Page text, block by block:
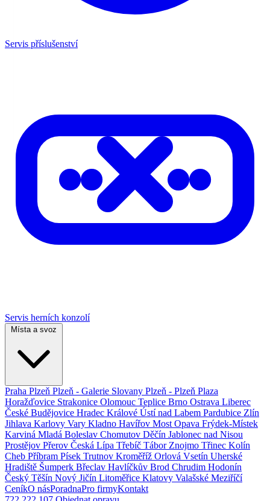
Servis příslušenství
Servis herních konzolí
Místa a svoz
Praha Plzeň Plzeň - Galerie Slovany Plzeň - Plzeň Plaza
Horažďovice Strakonice Olomouc Teplice Brno Ostrava Liberec
České Budějovice Hradec Králové Ústí nad Labem Pardubice Zlín
Jihlava Karlovy Vary Kladno Havířov Most Opava Frýdek-Místek
Karviná Mladá Boleslav Chomutov Děčín Jablonec nad Nisou
Prostějov Přerov Česká Lípa Třebíč Tábor Znojmo Třinec Kolín
Cheb Příbram Písek Trutnov Kroměříž Orlová Vsetín Uherské
Hradiště Šumperk Břeclav Havlíčkův Brod Chrudim Hodonín
Český Těšín Nový Jičín Litoměřice Klatovy Valašské Meziříčí
CeníkO násPoradnaPro firmyKontakt